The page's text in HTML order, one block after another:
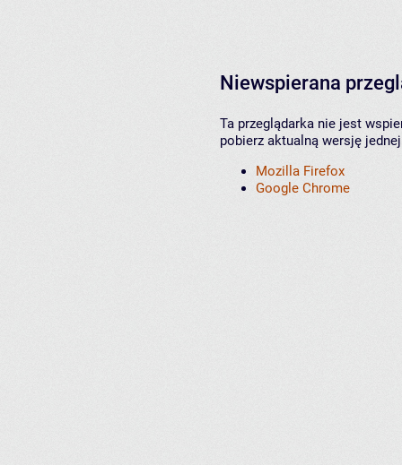
Niewspierana
Ta przeglądarka nie jest
pobierz aktualną wersję
Mozilla Firefox
Google Chrome